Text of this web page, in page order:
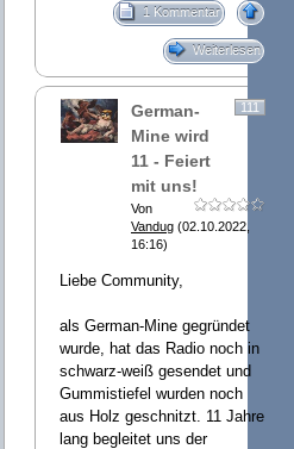
1 Kommentar
Weiterlesen
111
German-
Mine wird
11 - Feiert
mit uns!
Von
Vandug (02.10.2022,
16:16)
Liebe Community,
als German-Mine gegründet
wurde, hat das Radio noch in
schwarz-weiß gesendet und
Gummistiefel wurden noch
aus Holz geschnitzt. 11 Jahre
lang begleitet uns der